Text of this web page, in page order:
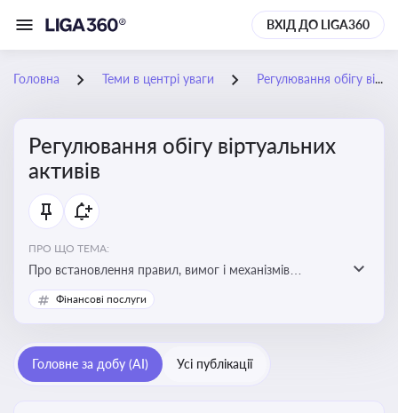
ВХІД ДО LIGA360
Головна Теми в центрі уваги Регулювання обігу віртуальних активів
Регулювання обігу віртуальних
активів
ПРО ЩО ТЕМА:
Про встановлення правил, вимог і механізмів
контролю за використанням, обігом та
оподаткуванням віртуальних активів, таких як
Фінансові послуги
Головне за добу (AI) Усі публікації